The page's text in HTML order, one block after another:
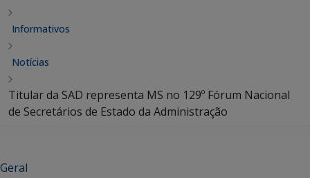
Informativos
Notícias
Titular da SAD representa MS no 129º Fórum Nacional
de Secretários de Estado da Administração
Geral